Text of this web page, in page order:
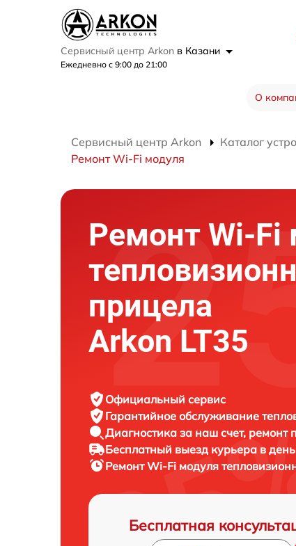
Сервисный центр Arkon в Казани
Ежедневно с 9:00 до 21:00
О
Сервисный центр Arkon Каталог
Ремонт Wi-Fi модуля
Ремонт Wi-Fi
прицела
Arkon LT35
Официальный сервис
Гарантийное обслуживание
Диагностика за наш счет, ремонт
Бесплатный выезд курьера в
Ремонт Wi-Fi модуля
Бесплатная